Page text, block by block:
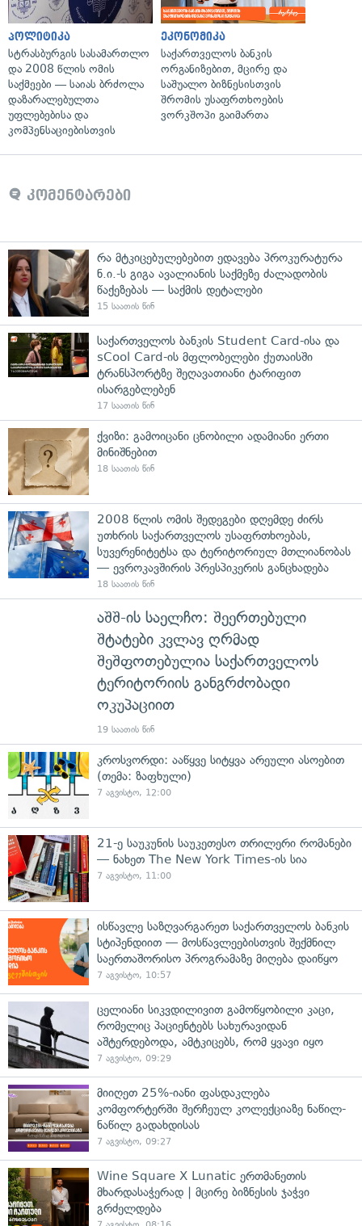
პოლიტიკა
სტრასბურგის სასამართლო
და 2008 წლის ომის
საქმეები — საიას ბრძოლა
დაზარალებულთა
უფლებებისა და
კომპენსაციებისთვის
ეკონომიკა
საქართველოს ბანკის
ორგანიზებით, მცირე და
საშუალო ბიზნესისთვის
შრომის უსაფრთხოების
ვორკშოპი გაიმართა
კომენტარები
რა მტკიცებულებებით ედავება პროკურატურა
ნ.ი.-ს გიგა ავალიანის საქმეზე ძალადობის
წაქეზებას — საქმის დეტალები
15 საათის წინ
საქართველოს ბანკის Student Card-ისა და
sCool Card-ის მფლობელები ქუთაისში
ტრანსპორტზე შეღავათიანი ტარიფით
ისარგებლებენ
17 საათის წინ
ქვიზი: გამოიცანი ცნობილი ადამიანი ერთი
მინიშნებით
18 საათის წინ
2008 წლის ომის შედეგები დღემდე ძირს
უთხრის საქართველოს უსაფრთხოებას,
სუვერენიტეტსა და ტერიტორიულ მთლიანობას
— ევროკავშირის პრესპიკერის განცხადება
18 საათის წინ
აშშ-ის საელჩო: შეერთებული
შტატები კვლავ ღრმად
შეშფოთებულია საქართველოს
ტერიტორიის განგრძობადი
ოკუპაციით
19 საათის წინ
კროსვორდი: ააწყვე სიტყვა არეული ასოებით
(თემა: ზაფხული)
7 აგვისტო, 12:00
21-ე საუკუნის საუკეთესო თრილერი რომანები
— ნახეთ The New York Times-ის სია
7 აგვისტო, 11:00
ისწავლე საზღვარგარეთ საქართველოს ბანკის
სტიპენდიით — მოსწავლეებისთვის შექმნილ
საერთაშორისო პროგრამაზე მიღება დაიწყო
7 აგვისტო, 10:57
ცელიანი სიკვდილივით გამოწყობილი კაცი,
რომელიც პაციენტებს სახურავიდან
აშტერდებოდა, ამტკიცებს, რომ ყვავი იყო
7 აგვისტო, 09:29
მიიღეთ 25%-იანი ფასდაკლება
კომფორტერში შერჩეულ კოლექციაზე ნაწილ-
ნაწილ გადახდისას
7 აგვისტო, 09:27
Wine Square X Lunatic ერთმანეთის
მხარდასაჭერად | მცირე ბიზნესის ჯაჭვი
გრძელდება